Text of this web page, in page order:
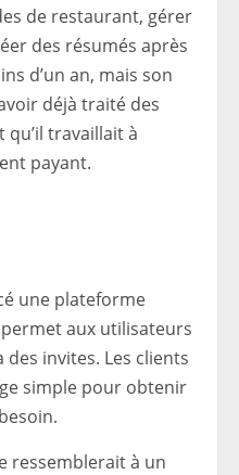
de restaurant, gérer
des résumés après
d’un an, mais son
déjà traité des
qu’il travaillait à
payant.
une plateforme
aux utilisateurs
des invites. Les clients
simple pour obtenir
ressemblerait à un